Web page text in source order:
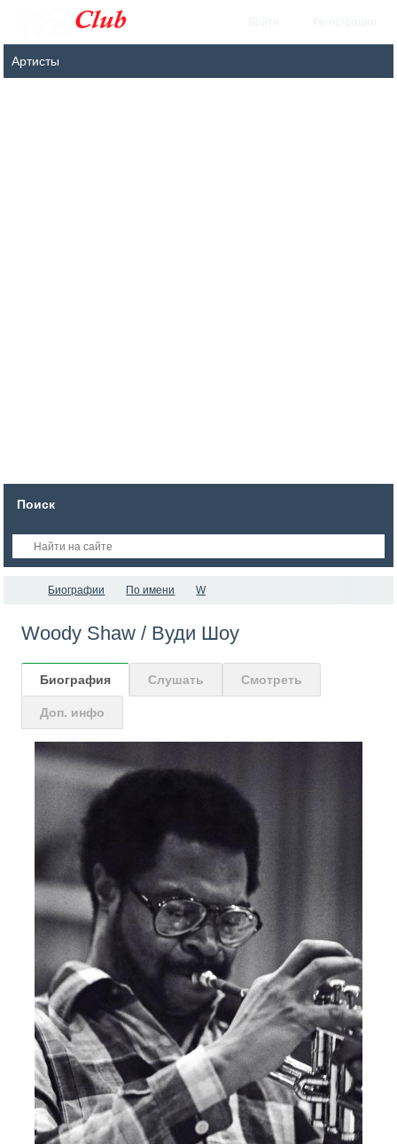
Поиск
Биографии По имени W
Woody Shaw / Вуди Шоу
Биография Слушать Смотреть
Доп. инфо